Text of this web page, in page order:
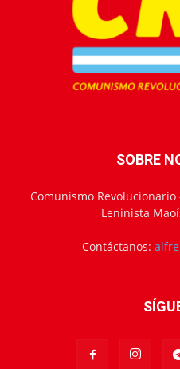
SOBRE
Comunismo
Leninista
Contáctanos: